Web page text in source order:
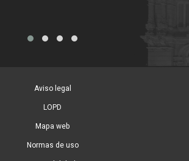
Aviso legal
LOPD
Mapa web
Normas de uso